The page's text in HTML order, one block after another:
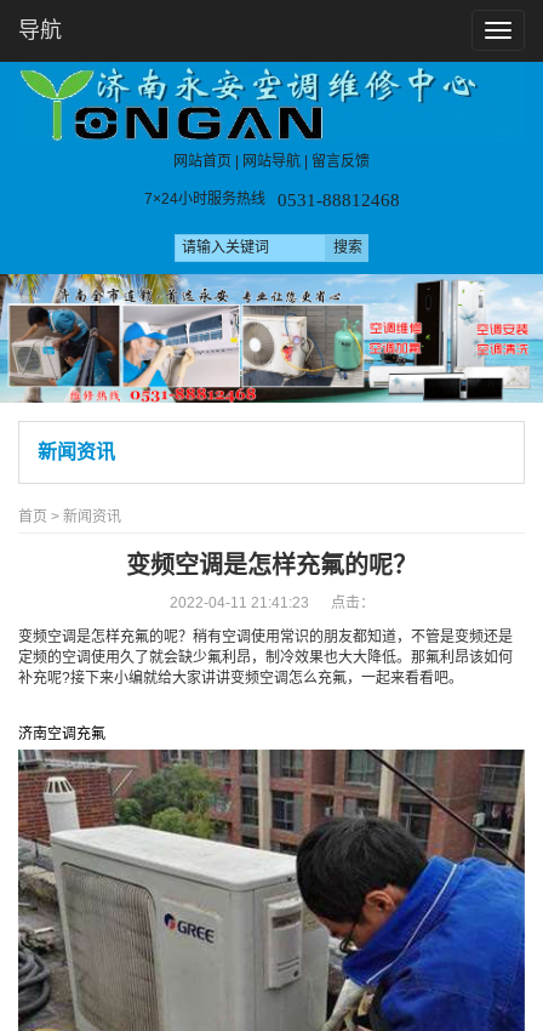
T
t
i
o
n
导航
网站首页 | 网站导航 | 留言反馈
7×24小时服务热线 0531-88812468
新闻资讯
首页 > 新闻资讯
变频空调是怎样充氟的呢？
2022-04-11 21:41:23 点击：
变频空调是怎样充氟的呢？稍有空调使用常识的朋友都知道，不管是变频还是
定频的空调使用久了就会缺少氟利昂，制冷效果也大大降低。那氟利昂该如何
补充呢?接下来小编就给大家讲讲变频空调怎么充氟，一起来看看吧。
济南空调充氟